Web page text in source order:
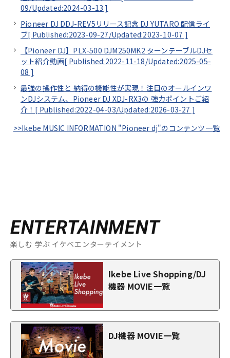
09/Updated:2024-03-13 ]
Pioneer DJ DDJ-REV5リリース記念 DJ YUTARO 配信ライ
ブ[ Published:2023-09-27/Updated:2023-10-07 ]
【Pioneer DJ】PLX-500 DJM250MK2 ターンテーブルDJセ
ット紹介動画[ Published:2022-11-18/Updated:2025-05-
08 ]
最強の操作性と 納得の機能性が実現！注目のオールインワ
ンDJシステム、Pioneer DJ XDJ-RX3の 強力ポイントご紹
介！[ Published:2022-04-03/Updated:2026-03-27 ]
>>Ikebe MUSIC INFORMATION "Pioneer dj"のコンテンツ一覧
ENTERTAINMENT
楽しむ 学ぶ イケベエンターテイメント
Ikebe Live Shopping/DJ
機器 MOVIE一覧
DJ機器 MOVIE一覧